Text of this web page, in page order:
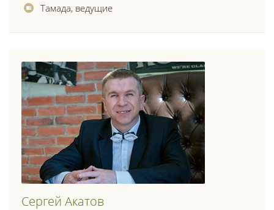
Тамада, ведущие
Сергей Акатов